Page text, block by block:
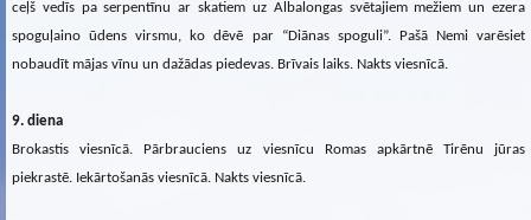
ceļš vedīs pa serpentīnu ar skatiem uz Albalongas svētajiem mežiem un ezera
spoguļaino ūdens virsmu, ko dēvē par “Diānas spoguli”. Pašā Nemi varēsiet
nobaudīt mājas vīnu un dažādas piedevas. Brīvais laiks. Nakts viesnīcā.
9. diena
Brokastis viesnīcā. Pārbrauciens uz viesnīcu Romas apkārtnē Tirēnu jūras
piekrastē. Iekārtošanās viesnīcā. Nakts viesnīcā.